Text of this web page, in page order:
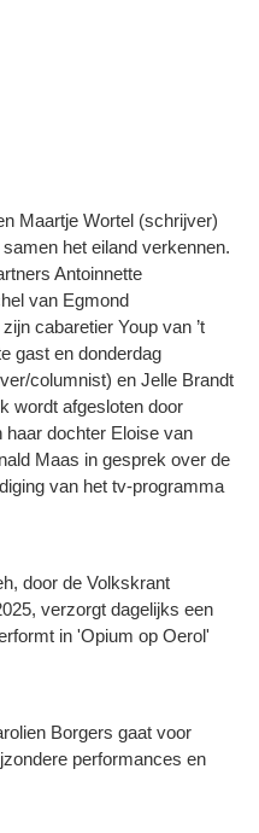
Maartje Wortel (schrijver)
het eiland verkennen.
Antoinnette
van Egmond
cabaretier Youp van ’t
gast en donderdag
columnist) en Jelle Brandt
wordt afgesloten door
haar dochter Eloise van
Maas in gesprek over de
van het tv-programma
door de Volkskrant
verzorgt dagelijks een
in 'Opium op Oerol'
Borgers gaat voor
performances en